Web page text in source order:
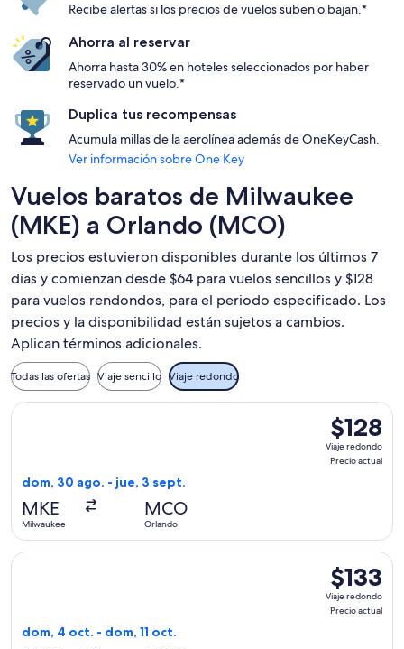
Recibe alertas si los precios de vuelos suben o bajan.*
Ahorra al reservar
Ahorra hasta 30% en hoteles seleccionados por haber
reservado un vuelo.*
Duplica tus recompensas
Acumula millas de la aerolínea además de OneKeyCash.
Ver información sobre One Key
Vuelos baratos de Milwaukee
(MKE) a Orlando (MCO)
Los precios estuvieron disponibles durante los últimos 7
días y comienzan desde $64 para vuelos sencillos y $128
para vuelos rendondos, para el periodo especificado. Los
precios y la disponibilidad están sujetos a cambios.
Aplican términos adicionales.
Todas las ofertas Viaje sencillo Viaje redondo
$128
Viaje
redondo,
$128
Viaje redondo
Precio actual
dom, 30 ago. - jue, 3 sept.
MKE
Milwaukee
MCO
Orlando
Seleccionar vuelo de Frontier Airlines, con salida el dom,
$133
Viaje
redondo,
$133
Viaje redondo
Precio actual
dom, 4 oct. - dom, 11 oct.
Seleccionar vuelo de Frontier Airlines, con salida el dom, 4